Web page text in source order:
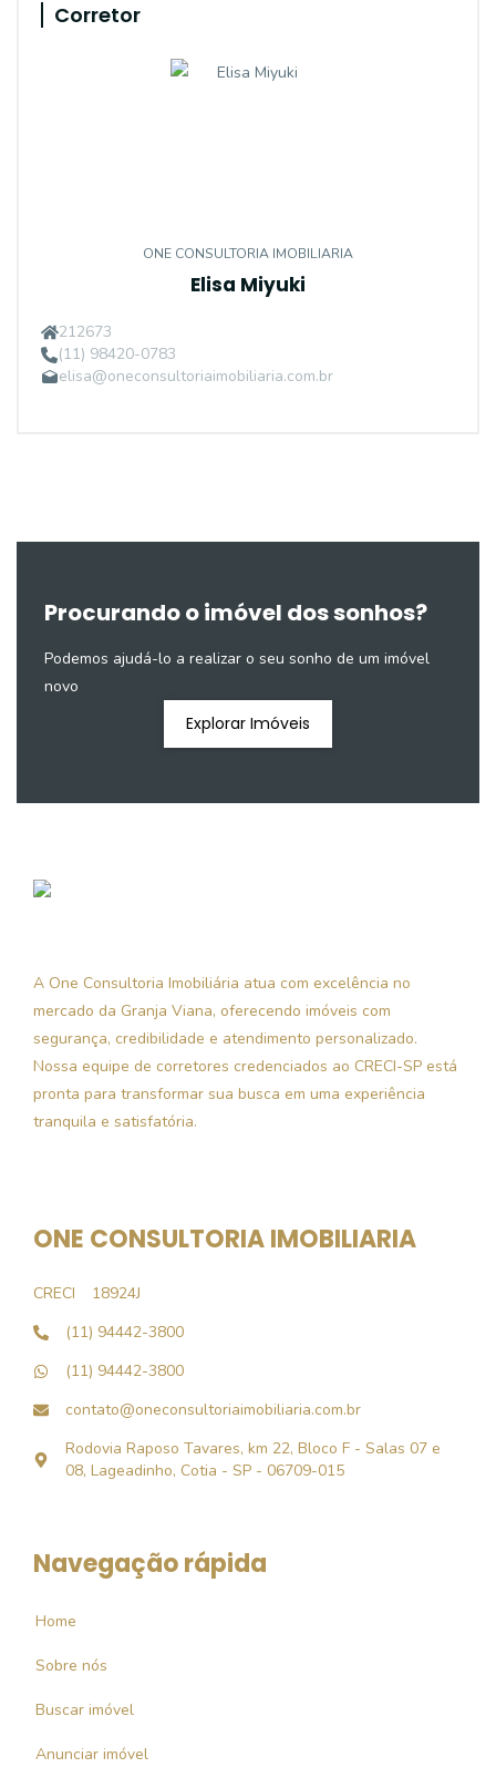
Corretor
ONE CONSULTORIA IMOBILIARIA
Elisa Miyuki
212673
(11) 98420-0783
elisa@oneconsultoriaimobiliaria.com.br
Procurando o imóvel dos sonhos?
Podemos ajudá-lo a realizar o seu sonho de um imóvel
novo
Explorar Imóveis
A One Consultoria Imobiliária atua com excelência no
mercado da Granja Viana, oferecendo imóveis com
segurança, credibilidade e atendimento personalizado.
Nossa equipe de corretores credenciados ao CRECI-SP está
pronta para transformar sua busca em uma experiência
tranquila e satisfatória.
ONE CONSULTORIA IMOBILIARIA
CRECI
18924J
(11) 94442-3800
(11) 94442-3800
contato@oneconsultoriaimobiliaria.com.br
Rodovia Raposo Tavares, km 22, Bloco F - Salas 07 e
08, Lageadinho, Cotia - SP - 06709-015
Navegação rápida
Home
Sobre nós
Buscar imóvel
Anunciar imóvel